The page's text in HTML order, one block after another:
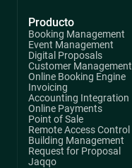
Producto
Booking Management
Event Management
Digital Proposals
Customer Management
Online Booking Engine
Invoicing
Accounting Integration
Online Payments
Point of Sale
Remote Access Control
Building Management
Request for Proposal
Jaqqo